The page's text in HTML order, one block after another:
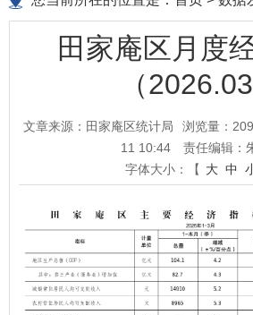
田家庵区月度
（2026.03
文章来源：田家庵区统计局 浏览量： 209
11 10:44
责任编辑：
字体大小：【 大 中